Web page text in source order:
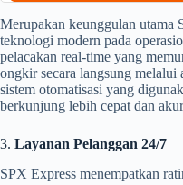
Merupakan keunggulan utama
teknologi modern pada
pelacakan real-time yang
ongkir secara langsung melalui
sistem otomatisasi yang
berkunjung lebih cepat dan
3. Layanan Pelanggan 24/7
SPX Express menempatkan